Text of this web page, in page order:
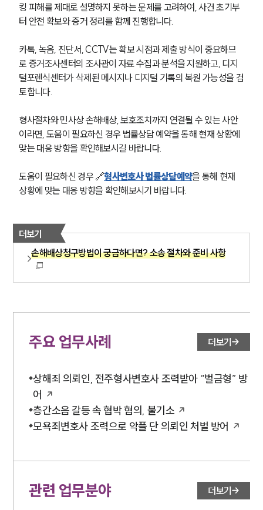
킹 피해를 제대로 설명하지 못하는 문제를 고려하여, 사건 초기부
터 안전 확보와 증거 정리를 함께 진행합니다.
카톡, 녹음, 진단서, CCTV는 확보 시점과 제출 방식이 중요하므
로 증거조사센터의 조사관이 자료 수집과 분석을 지원하고, 디지
털포렌식센터가 삭제된 메시지나 디지털 기록의 복원 가능성을 검
토합니다.
형사절차와 민사상 손해배상, 보호조치까지 연결될 수 있는 사안
이라면, 도움이 필요하신 경우 법률상담 예약을 통해 현재 상황에
맞는 대응 방향을 확인해보시길 바랍니다.
도움이 필요하신 경우 🔗형사변호사 법률상담예약을 통해 현재
상황에 맞는 대응 방향을 확인해보시기 바랍니다.
더보기
손해배상청구방법이 궁금하다면? 소송 절차와 준비 사항
주요 업무사례 더보기
상해죄 의뢰인, 전주형사변호사 조력받아 “벌금형” 방
어
층간소음 갈등 속 협박 혐의, 불기소
모욕죄변호사 조력으로 악플 단 의뢰인 처벌 방어
관련 업무분야 더보기